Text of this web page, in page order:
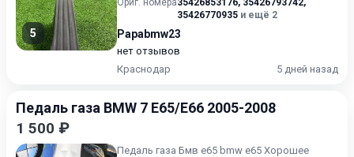
5
Ориг. номера35426853176, 35426793742,
35426770935 и ещё 2
Papabmw23
нет отзывов
Краснодар
5 дней назад
Педаль газа BMW 7 E65/E66 2005-2008
1 500 ₽
Педаль газа Бмв е65 bmw e65 Хорошее